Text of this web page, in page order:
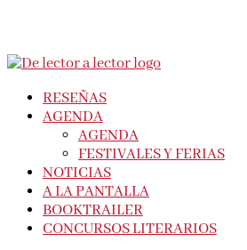
RESEÑAS
AGENDA
AGENDA
FESTIVALES Y FERIAS
NOTICIAS
A LA PANTALLA
BOOKTRAILER
CONCURSOS LITERARIOS